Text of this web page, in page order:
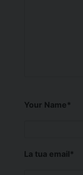
Your Name*
La tua email*